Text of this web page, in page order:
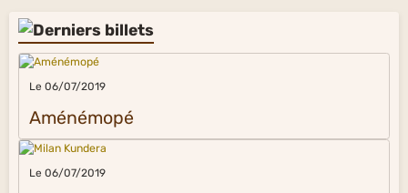
Le 06/07/2019
Aménémopé
Le 06/07/2019